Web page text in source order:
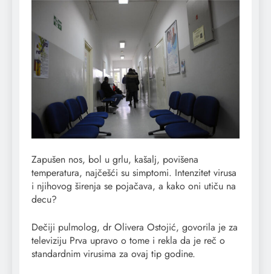
Zapušen nos, bol u grlu, kašalj, povišena
temperatura, najčešći su simptomi. Intenzitet virusa
i njihovog širenja se pojačava, a kako oni utiču na
decu?
Dečiji pulmolog, dr Olivera Ostojić, govorila je za
televiziju Prva upravo o tome i rekla da je reč o
standardnim virusima za ovaj tip godine.